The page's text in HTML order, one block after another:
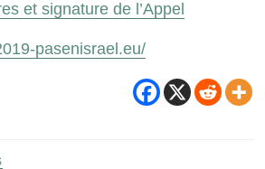
et signature de l’Appel
pasenisrael.eu/